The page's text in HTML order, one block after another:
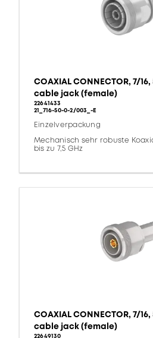
COAXIAL CONNECTOR, 7/
cable jack (female)
22641433
21_716-50-0-2/003_-E
Einzelverpackung
Mechanisch sehr robuste
bis zu 7,5 GHz
COAXIAL CONNECTOR, 7/
cable jack (female)